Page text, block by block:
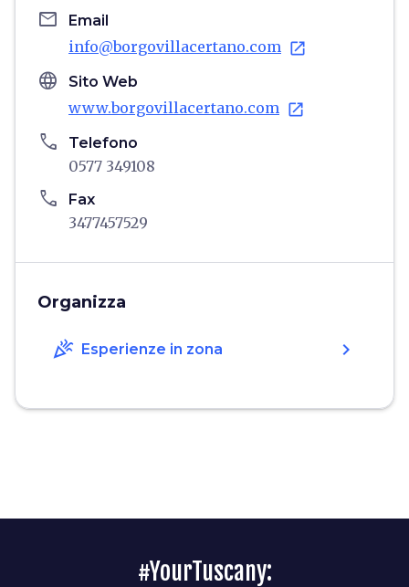
email Email
info@borgovillacertano.com open_in_new
language Sito Web
www.borgovillacertano.com open_in_new
phone Telefono
0577 349108
phone Fax
3477457529
Organizza
celebration Esperienze in zona chevron_right
#YourTuscany: